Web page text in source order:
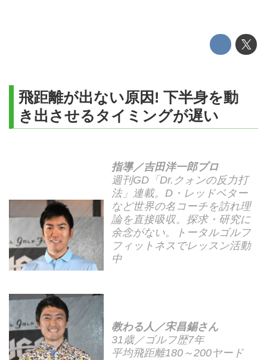
飛距離が出ない原因! 下半身を動
き出させるタイミングが遅い
指導／吉田洋一郎プロ
週刊GD「Dr.クォンの反力打
法」連載。D・レッドベター
など世界の名コーチを訪れ理
論を直接吸収。探求・研究に
余念がない。トータルゴルフ
フィットネスでレッスン活動
中
教わる人／宋昌錫さん
31歳／ゴルフ歴7年
平均飛距離180～200ヤード